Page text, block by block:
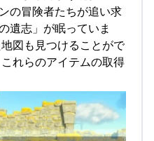
の冒険者たちが追い求
遺志」が眠っていま
図も見つけることがで
れらのアイテムの取得